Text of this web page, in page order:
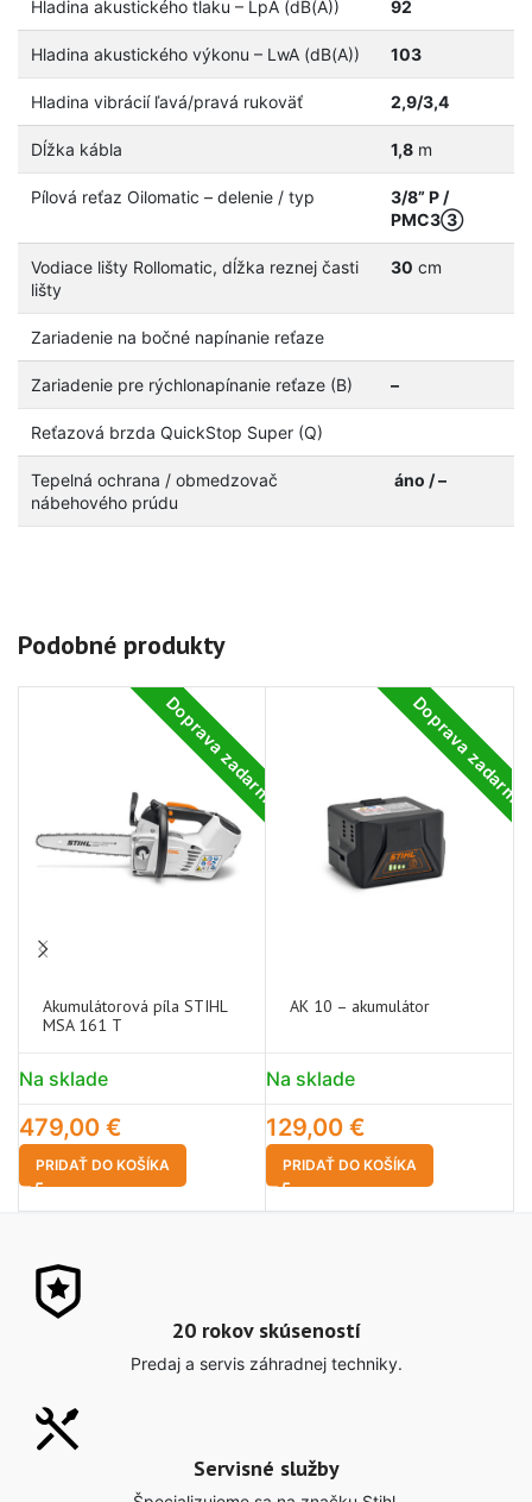
Hladina akustického tlaku – LpA (dB(A)) 92
Hladina akustického výkonu – LwA (dB(A)) 103
Hladina vibrácií ľavá/pravá rukoväť 2,9/3,4
Dĺžka kábla 1,8m
Pílová reťaz Oilomatic – delenie / typ
3/8” P /
PMC3③
Vodiace lišty Rollomatic, dĺžka reznej časti
lišty
30 cm
Zariadenie na bočné napínanie reťaze
Zariadenie pre rýchlonapínanie reťaze (B) –
Reťazová brzda QuickStop Super (Q)
Tepelná ochrana / obmedzovač
nábehového prúdu
áno / –
Podobné produkty
Doprava zadarmo
Akumulátorová píla STIHL
MSA 161 T
Na sklade
479,00 €
PRIDAŤ DO KOŠÍKA
Doprava zadarmo
AK 10 – akumulátor
Na sklade
129,00 €
PRIDAŤ DO KOŠÍKA
20 rokov skúseností
Predaj a servis záhradnej techniky.
Servisné služby